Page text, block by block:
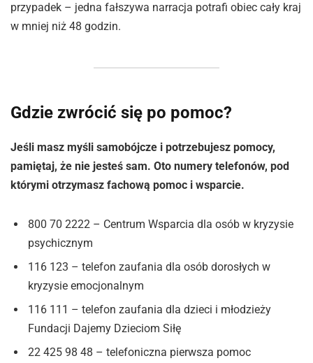
przypadek – jedna fałszywa narracja potrafi obiec cały kraj
w mniej niż 48 godzin.
Gdzie zwrócić się po pomoc?
Jeśli masz myśli samobójcze i potrzebujesz pomocy,
pamiętaj, że nie jesteś sam. Oto numery telefonów, pod
którymi otrzymasz fachową pomoc i wsparcie.
800 70 2222 – Centrum Wsparcia dla osób w kryzysie
psychicznym
116 123 – telefon zaufania dla osób dorosłych w
kryzysie emocjonalnym
116 111 – telefon zaufania dla dzieci i młodzieży
Fundacji Dajemy Dzieciom Siłę
22 425 98 48 – telefoniczna pierwsza pomoc